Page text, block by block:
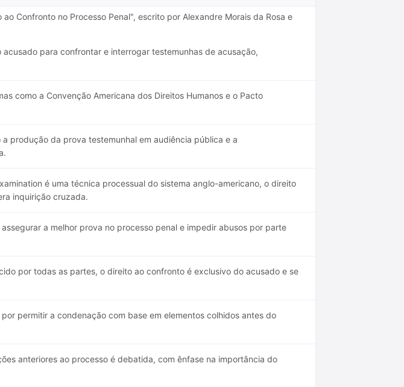
Confronto no Processo Penal", escrito por Alexandre Morais da Rosa e
para confrontar e interrogar testemunhas de acusação,
como a Convenção Americana dos Direitos Humanos e o Pacto
produção da prova testemunhal em audiência pública e a
é uma técnica processual do sistema anglo-americano, o direito
inquirição cruzada.
a melhor prova no processo penal e impedir abusos por parte
por todas as partes, o direito ao confronto é exclusivo do acusado e se
permitir a condenação com base em elementos colhidos antes do
anteriores ao processo é debatida, com ênfase na importância do